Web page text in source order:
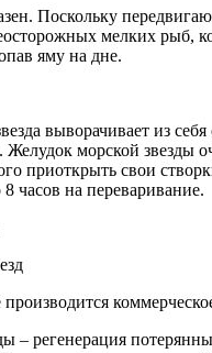
Поскольку
мелких рыб,
яму на дне.
выворачивает из
Желудок морской
приоткрыть свои
часов на переваривание.
производится
– регенерация